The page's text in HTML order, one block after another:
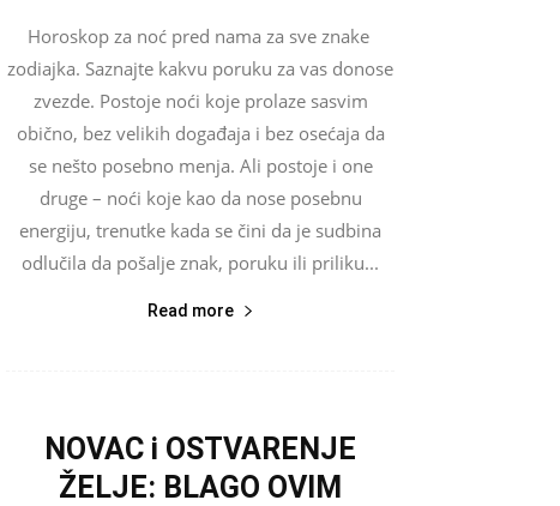
Horoskop za noć pred nama za sve znake
zodiajka. Saznajte kakvu poruku za vas donose
zvezde. Postoje noći koje prolaze sasvim
obično, bez velikih događaja i bez osećaja da
se nešto posebno menja. Ali postoje i one
druge – noći koje kao da nose posebnu
energiju, trenutke kada se čini da je sudbina
odlučila da pošalje znak, poruku ili priliku...
Read more
NOVAC i OSTVARENJE
ŽELJE: BLAGO OVIM